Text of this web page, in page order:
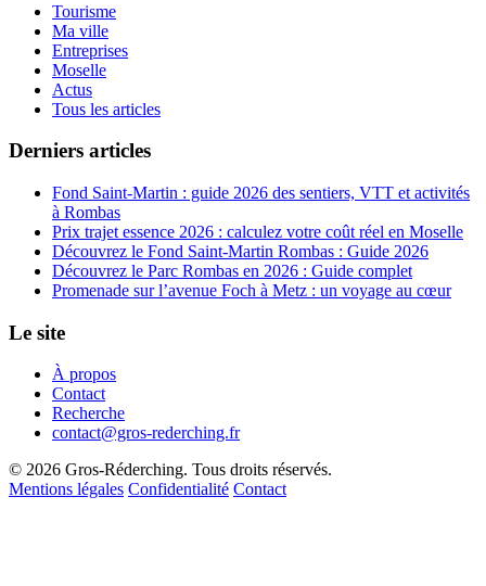
Tourisme
Ma ville
Entreprises
Moselle
Actus
Tous les articles
Derniers articles
Fond Saint-Martin : guide 2026 des sentiers, VTT et activités
à Rombas
Prix trajet essence 2026 : calculez votre coût réel en Moselle
Découvrez le Fond Saint-Martin Rombas : Guide 2026
Découvrez le Parc Rombas en 2026 : Guide complet
Promenade sur l’avenue Foch à Metz : un voyage au cœur
Le site
À propos
Contact
Recherche
contact@gros-rederching.fr
© 2026 Gros-Réderching. Tous droits réservés.
Mentions légales Confidentialité Contact